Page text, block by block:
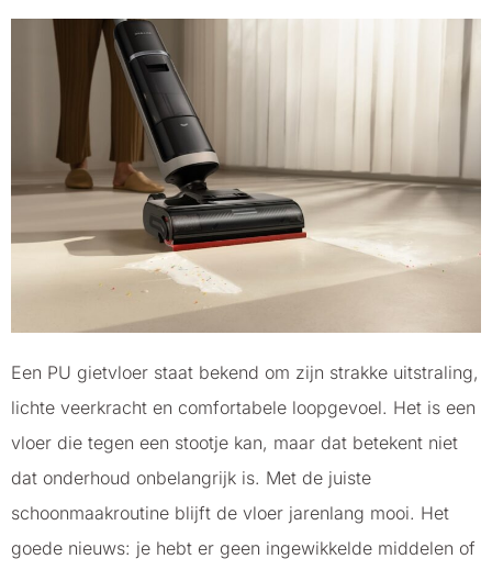
Een PU gietvloer staat bekend om zijn strakke uitstraling,
lichte veerkracht en comfortabele loopgevoel. Het is een
vloer die tegen een stootje kan, maar dat betekent niet
dat onderhoud onbelangrijk is. Met de juiste
schoonmaakroutine blijft de vloer jarenlang mooi. Het
goede nieuws: je hebt er geen ingewikkelde middelen of